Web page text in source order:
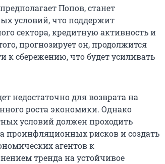
Попов, станет
условий, что поддержит
сектора, кредитную активность и
прогнозирует он, продолжится
к сбережению, что будет усиливать
недостаточно для возврата на
роста экономики. Однако
условий должен проходить
проинфляционных рисков и создать
агентов к
тренда на устойчивое